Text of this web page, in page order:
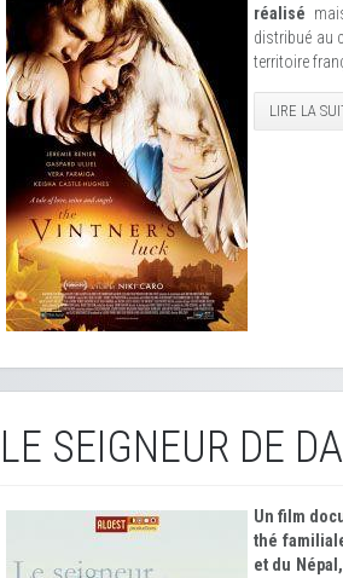
réalisé
distribué au
territoire
LIRE LA
LE SEIGNEUR DE
Un film
thé
et du